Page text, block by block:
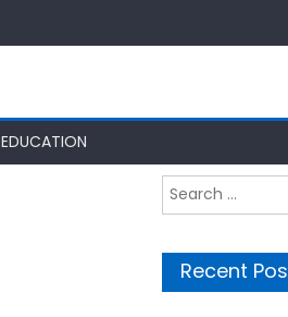
EDUCATION
Search
for:
Recent